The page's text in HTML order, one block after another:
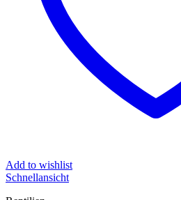
Add to wishlist
Schnellansicht